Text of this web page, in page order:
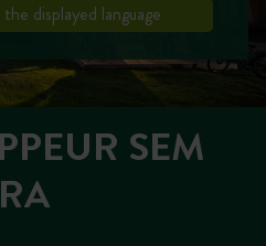
SEM
displayed language